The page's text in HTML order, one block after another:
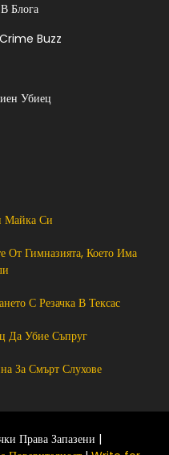
Блога
Buzz
Убиец
Майка Си
От Гимназията, Което Има
С Резачка В Тексас
Да Убие Съпруг
За Смърт Слухове
Права Запазени |